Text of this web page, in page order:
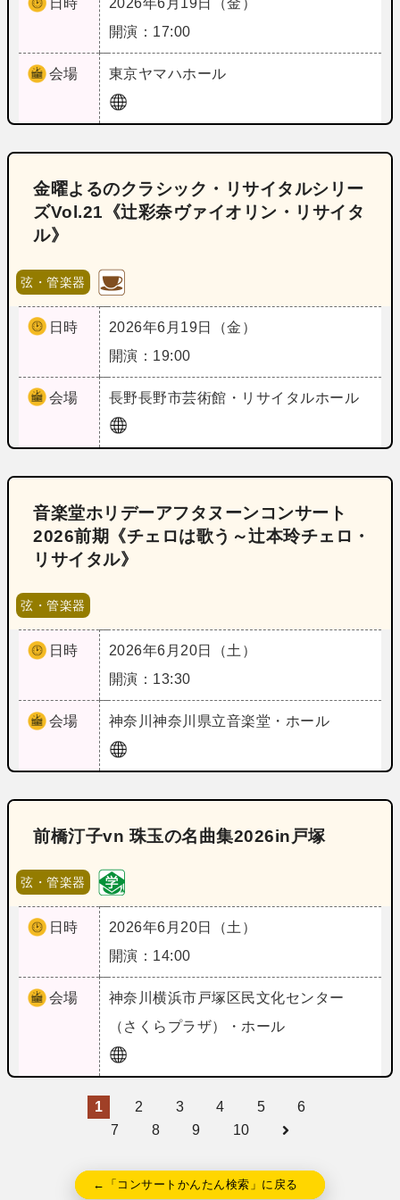
日時
2026年6月19日（金）
開演：17:00
会場 東京ヤマハホール
金曜よるのクラシック・リサイタルシリー
ズVol.21《辻彩奈ヴァイオリン・リサイタ
ル》
弦・管楽器
日時
2026年6月19日（金）
開演：19:00
会場 長野長野市芸術館・リサイタルホール
音楽堂ホリデーアフタヌーンコンサート
2026前期《チェロは歌う～辻本玲チェロ・
リサイタル》
弦・管楽器
日時
2026年6月20日（土）
開演：13:30
会場 神奈川神奈川県立音楽堂・ホール
前橋汀子vn 珠玉の名曲集2026in戸塚
弦・管楽器
日時
2026年6月20日（土）
開演：14:00
会場 神奈川横浜市戸塚区民文化センター
（さくらプラザ）・ホール
1 2 3 4 5
6
7
8 9 10
←「コンサートかんたん検索」に戻る